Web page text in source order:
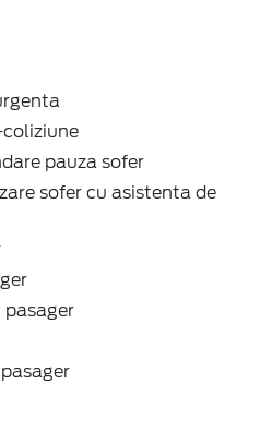
pauza sofer
sofer cu asistenta de
pasager